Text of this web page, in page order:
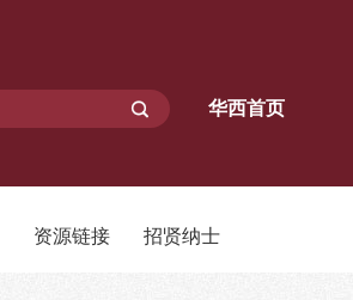
华西首页
资源链接 招贤纳士